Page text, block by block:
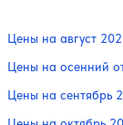
Цены на август
Цены на осенний
Цены на сентябрь